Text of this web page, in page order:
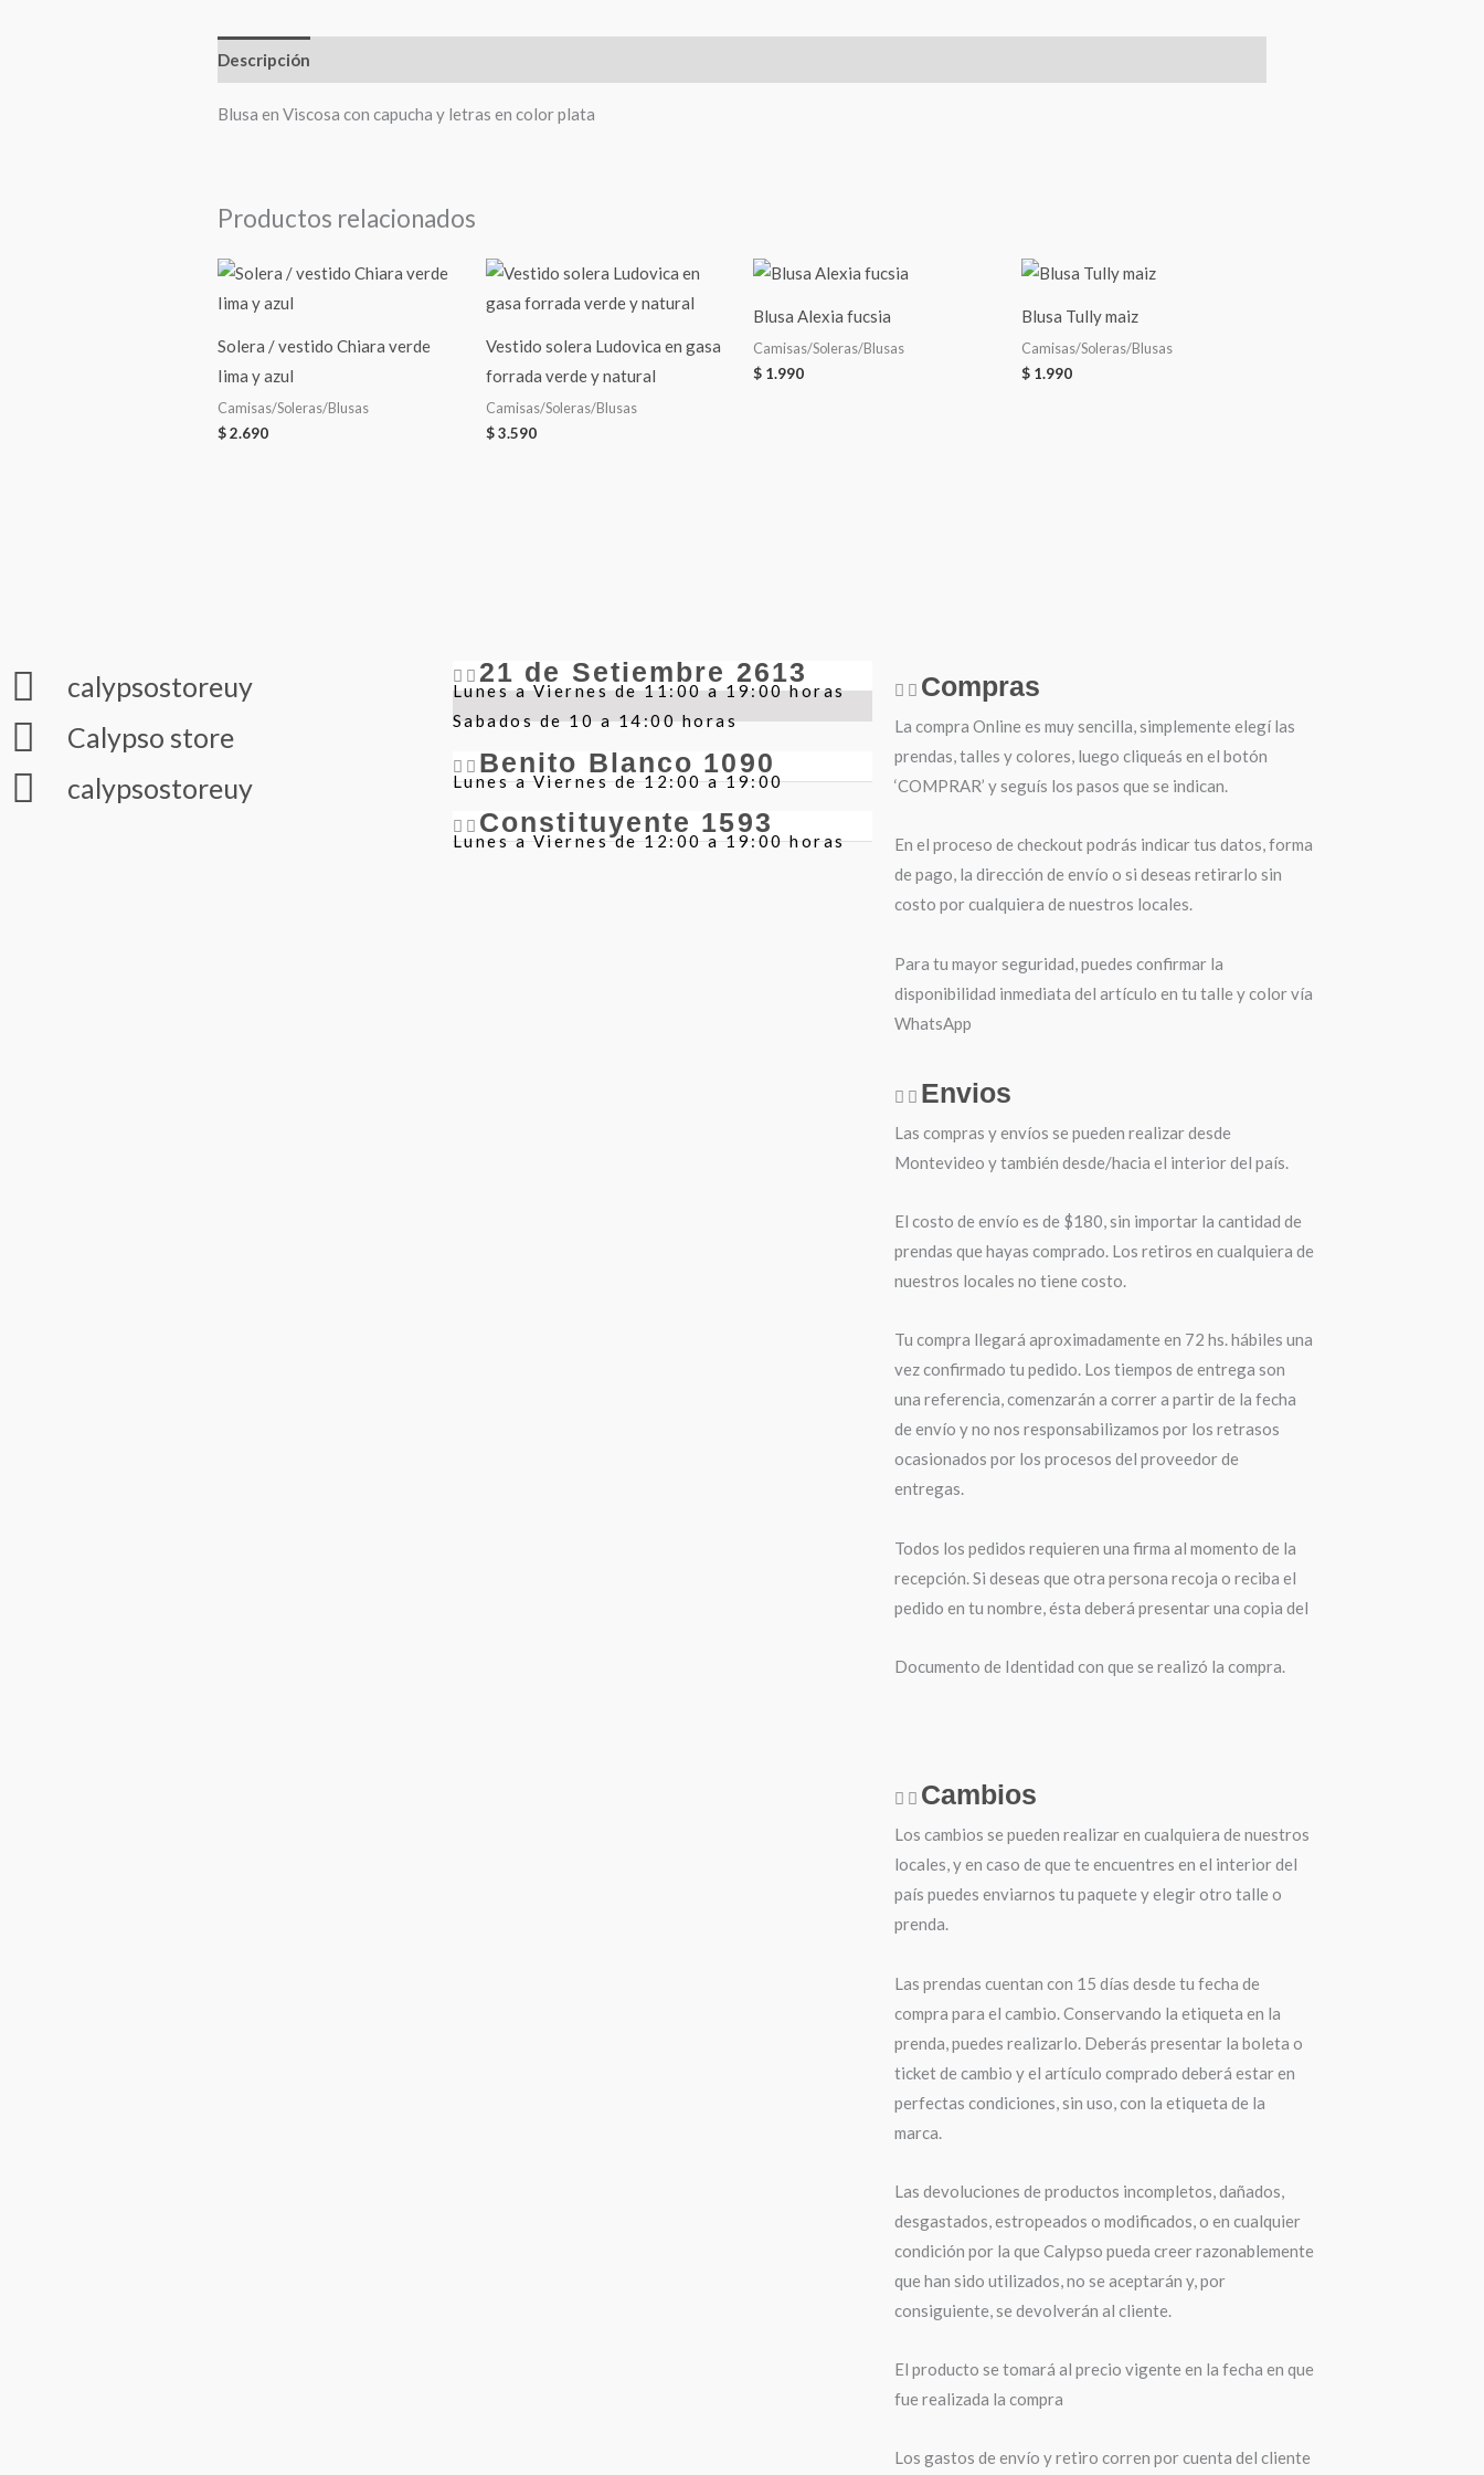
Descripción
Blusa en Viscosa con capucha y letras en color plata
Productos relacionados
Solera / vestido Chiara verde
Iima y azul
Camisas/Soleras/Blusas
$2.690
Vestido solera Ludovica en gasa
forrada verde y natural
Camisas/Soleras/Blusas
$3.590
Blusa Alexia fucsia
Camisas/Soleras/Blusas
$ 1.990
Blusa Tully maiz
Camisas/Soleras/Blusas
$1.990
calypsostoreuy
Calypso store
calypsostoreuy
21 de Setiembre 2613
Lunes a Viernes de 11:00 a 19:00 horas
Sabados de 10 a 14:00 horas
Benito Blanco 1090
Lunes a Viernes de 12:00 a 19:00
Constituyente 1593
Lunes a Viernes de 12:00 a 19:00 horas
Compras
La compra Online es muy sencilla, simplemente elegí las
prendas, talles y colores, luego cliqueás en el botón
‘COMPRAR’ y seguís los pasos que se indican.
En el proceso de checkout podrás indicar tus datos, forma
de pago, la dirección de envío o si deseas retirarlo sin
costo por cualquiera de nuestros locales.
Para tu mayor seguridad, puedes confirmar la
disponibilidad inmediata del artículo en tu talle y color vía
WhatsApp
Envios
Las compras y envíos se pueden realizar desde
Montevideo y también desde/hacia el interior del país.
El costo de envío es de $180, sin importar la cantidad de
prendas que hayas comprado. Los retiros en cualquiera de
nuestros locales no tiene costo.
Tu compra llegará aproximadamente en 72 hs. hábiles una
vez confirmado tu pedido. Los tiempos de entrega son
una referencia, comenzarán a correr a partir de la fecha
de envío y no nos responsabilizamos por los retrasos
ocasionados por los procesos del proveedor de
entregas.
Todos los pedidos requieren una firma al momento de la
recepción. Si deseas que otra persona recoja o reciba el
pedido en tu nombre, ésta deberá presentar una copia del
Documento de Identidad con que se realizó la compra.
Cambios
Los cambios se pueden realizar en cualquiera de nuestros
locales, y en caso de que te encuentres en el interior del
país puedes enviarnos tu paquete y elegir otro talle o
prenda.
Las prendas cuentan con 15 días desde tu fecha de
compra para el cambio. Conservando la etiqueta en la
prenda, puedes realizarlo. Deberás presentar la boleta o
ticket de cambio y el artículo comprado deberá estar en
perfectas condiciones, sin uso, con la etiqueta de la
marca.
Las devoluciones de productos incompletos, dañados,
desgastados, estropeados o modificados, o en cualquier
condición por la que Calypso pueda creer razonablemente
que han sido utilizados, no se aceptarán y, por
consiguiente, se devolverán al cliente.
El producto se tomará al precio vigente en la fecha en que
fue realizada la compra
Los gastos de envío y retiro corren por cuenta del cliente